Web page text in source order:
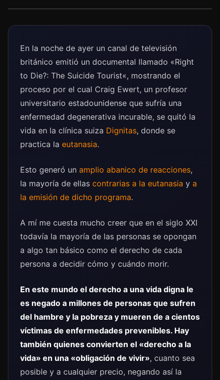
En la noche de ayer un canal de televisión
británico emitió un documental llamado «Right
to Die?: The Suicide Tourist«, mostrando el
proceso por el cual Craig Ewert, un profesor
universitario estadounidense que sufría una
enfermedad degenerativa incurable, se quitó la
vida en la clínica suiza Dignitas, donde se
practica la eutanasia.
Esto generó un amplio abanico de reacciones,
la mayoría de ellas contrarias a la eutanasia y a
la emisión de dicho programa.
A mí me cuesta mucho creer que en el siglo XXI
todavía la mayoría de las personas se opongan
a algo tan básico como el derecho de cada
persona a decidir cómo y cuándo morir.
En este mundo el derecho a una vida digna le
es negado a millones de personas que sufren
del hambre y la pobreza y mueren de a cientos
víctimas de enfermedades prevenibles. Hay
también quienes convierten el «derecho a la
vida» en una «obligación de vivir», cuanto sea
posible y a cualquier precio, negando así la